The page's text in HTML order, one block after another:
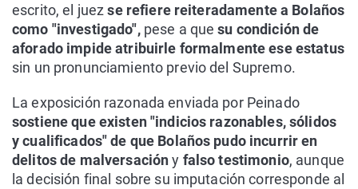
escrito, el juez se refiere reiteradamente a Bolaños
como "investigado",pese a quesu condición de
aforado impide atribuirle formalmente ese estatus
sin un pronunciamiento previo del Supremo.
La exposición razonada enviada por Peinado
sostiene que existen "indicios razonables, sólidos
y cualificados" de que Bolaños pudo incurrir en
delitos de malversacióny falso testimonio, aunque
la decisión final sobre su imputación corresponde al